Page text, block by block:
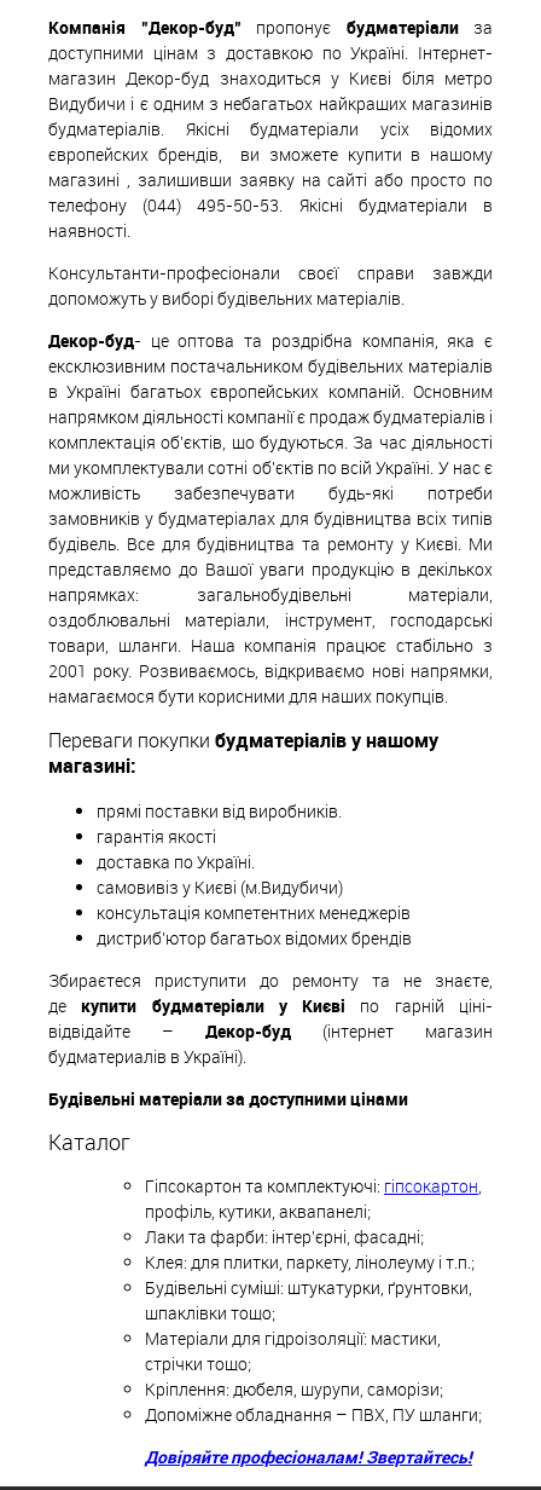
Компанія "Декор-буд" пропонує будматеріализа
доступними цінам з доставкою по Україні. Інтернет-
магазин Декор-буд знаходиться у Києві біля метро
Видубичи і є одним з небагатьох найкращих магазинів
будматеріалів. Якісні будматеріали усіх відомих
європейских брендів, ви зможете купити в нашому
магазині , залишивши заявку на сайті або просто по
телефону (044) 495-50-53. Якісні будматеріали в
наявності.
Консультанти-професіонали своєї справи завжди
допоможуть у виборі будівельних матеріалів.
Декор-буд- це оптова та роздрібна компанія, яка є
ексклюзивним постачальником будівельних матеріалів
в Україні багатьох європейських компаній. Основним
напрямком діяльності компанії є продаж будматеріалів і
комплектація об'єктів, що будуються. За час діяльності
ми укомплектували сотні об'єктів по всій Україні. У нас є
можливість забезпечувати будь-які потреби
замовників у будматеріалах для будівництва всіх типів
будівель. Все для будівництва та ремонту у Києві. Ми
представляємо до Вашої уваги продукцію в декількох
напрямках: загальнобудівельні матеріали,
оздоблювальні матеріали, інструмент, господарські
товари, шланги. Наша компанія працює стабільно з
2001 року. Розвиваємось, відкриваємо нові напрямки,
намагаємося бути корисними для наших покупців.
Переваги покупки будматеріалів у нашому
магазині:
прямі поставки від виробників.
гарантія якості
доставка по Україні.
самовивіз у Києві (м.Видубичи)
консультація компетентних менеджерів
дистриб'ютор багатьох відомих брендів
Збираєтеся приступити до ремонту та не знаєте,
де
купити будматеріали у Києві по гарній ціні-
відвідайте – Декор-буд (інтернет магазин
будматериалів в Україні).
Будівельні матеріали за доступними цінами
Каталог
Гіпсокартон та комплектуючі: гіпсокартон,
профіль, кутики, аквапанелі;
Лаки та фарби: інтер'єрні, фасадні;
Клея: для плитки, паркету, лінолеуму і т.п.;
Будівельні суміші: штукатурки, ґрунтовки,
шпаклівки тощо;
Матеріали для гідроізоляції: мастики,
стрічки тощо;
Кріплення: дюбеля, шурупи, саморізи;
Допоміжне обладнання – ПВХ, ПУ шланги;
Довіряйте професіоналам! Звертайтесь!